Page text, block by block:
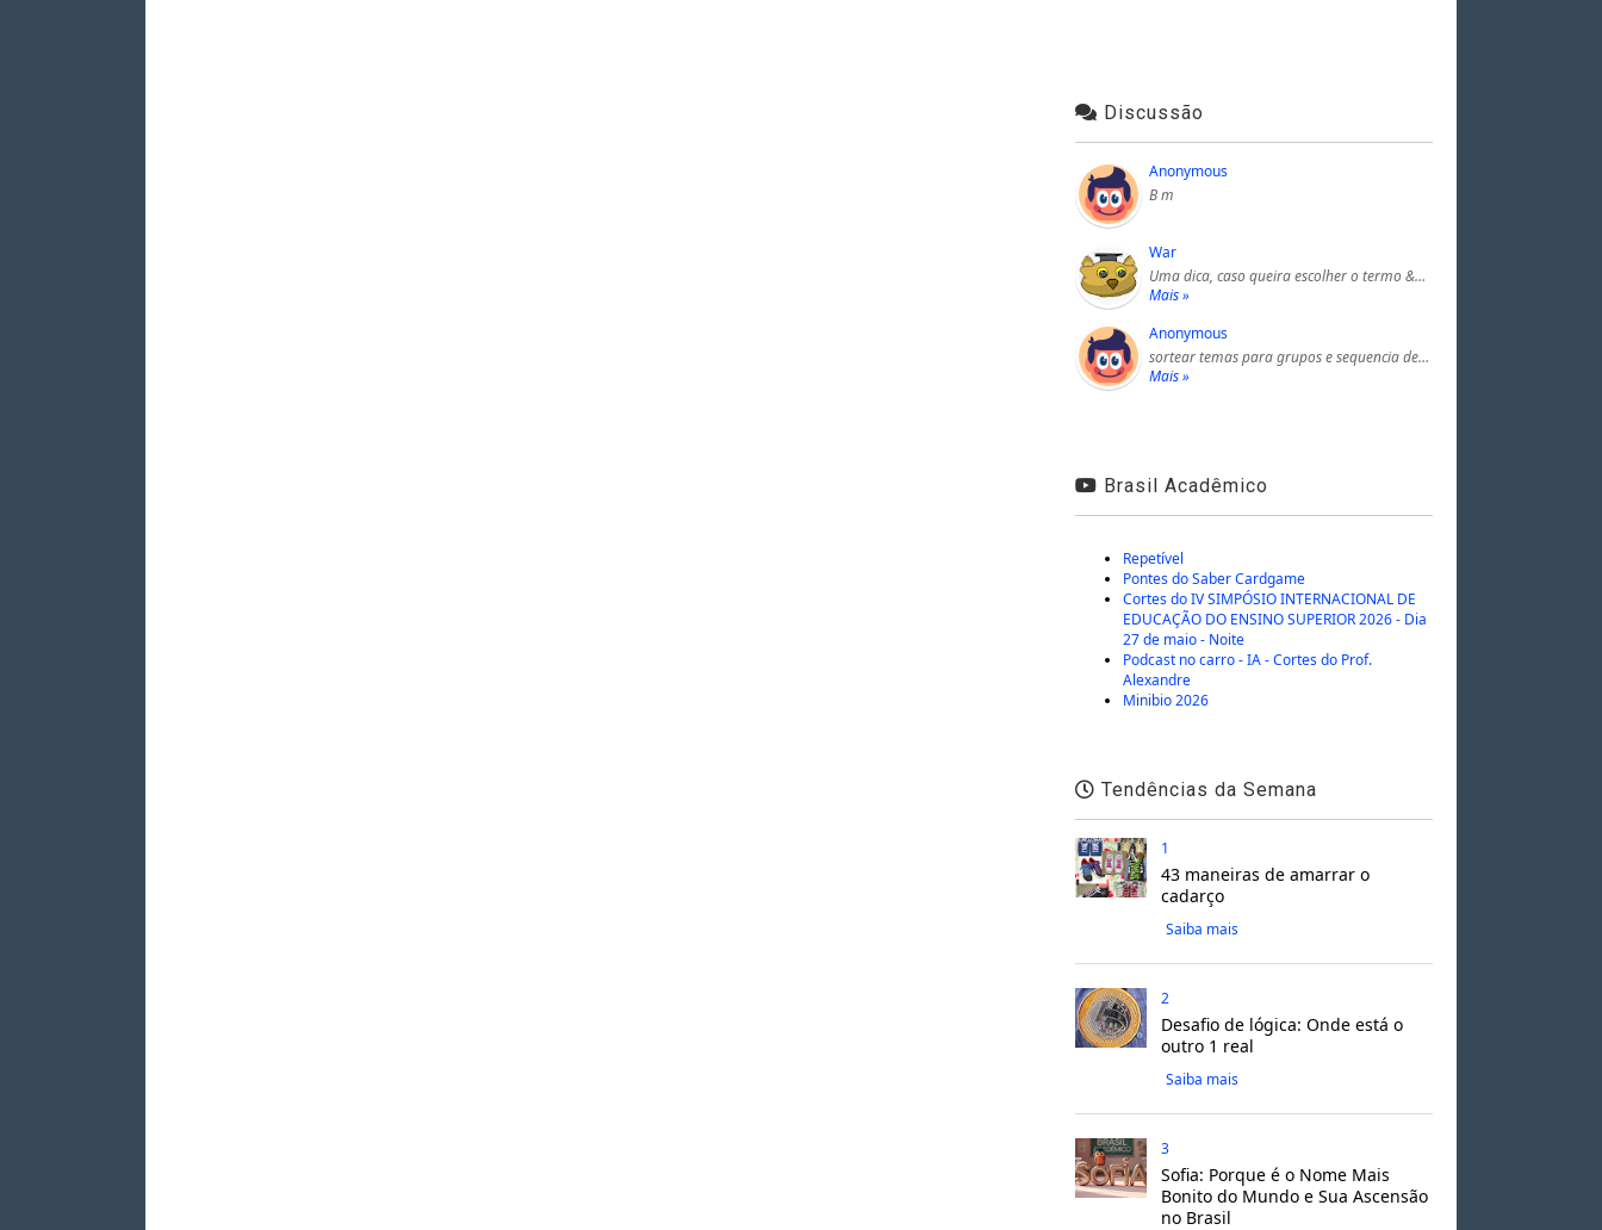
Discussão
Anonymous
B m
War
Uma dica, caso queira escolher o termo &…
Mais »
Anonymous
sortear temas para grupos e sequencia de…
Mais »
Brasil Acadêmico
Repetível
Pontes do Saber Cardgame
Cortes do IV SIMPÓSIO INTERNACIONAL DE
EDUCAÇÃO DO ENSINO SUPERIOR 2026 - Dia
27 de maio - Noite
Podcast no carro - IA - Cortes do Prof.
Alexandre
Minibio 2026
Tendências da Semana
1
43 maneiras de amarrar o
cadarço
Saiba mais
2
Desafio de lógica: Onde está o
outro 1 real
Saiba mais
3
Sofia: Porque é o Nome Mais
Bonito do Mundo e Sua Ascensão
no Brasil